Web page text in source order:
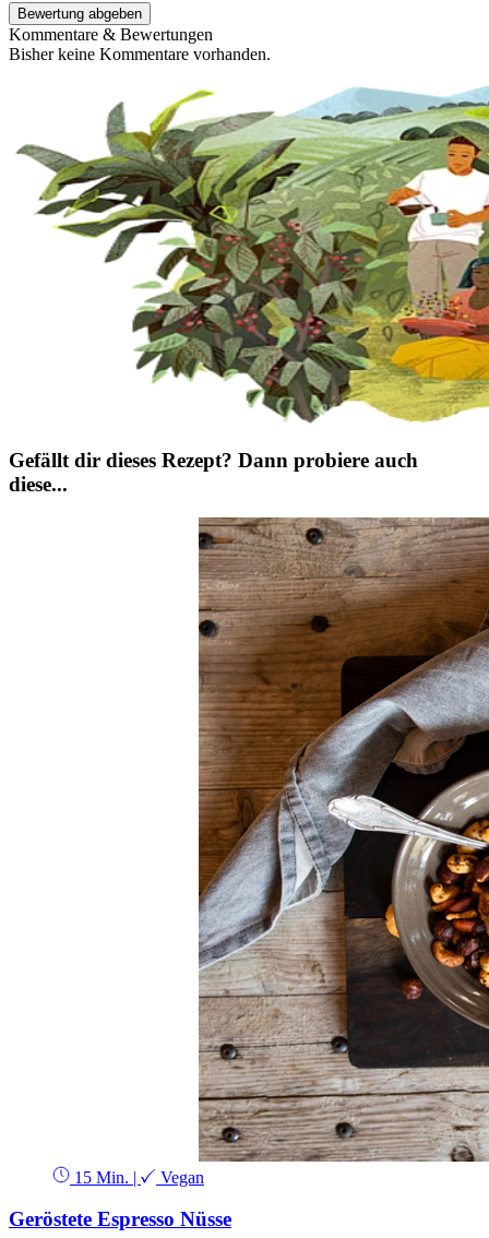
Bewertung abgeben
Kommentare & Bewertungen
Bisher keine Kommentare vorhanden.
Gefällt dir dieses Rezept? Dann probiere auch
diese...
15 Min. | Vegan
Geröstete Espresso Nüsse